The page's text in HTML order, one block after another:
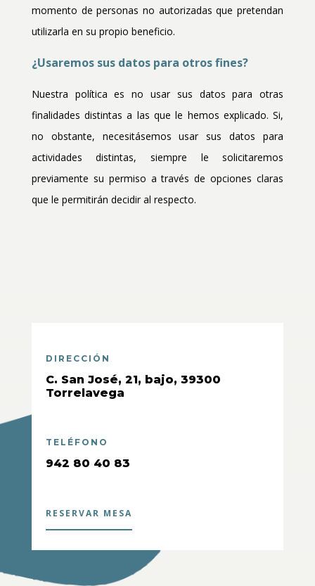
momento de personas no autorizadas que pretendan
utilizarla en su propio beneficio.
¿Usaremos sus datos para otros fines?
Nuestra política es no usar sus datos para otras
finalidades distintas a las que le hemos explicado. Si,
no obstante, necesitásemos usar sus datos para
actividades distintas, siempre le solicitaremos
previamente su permiso a través de opciones claras
que le permitirán decidir al respecto.
DIRECCIÓN
C. San José, 21, bajo, 39300
Torrelavega
TELÉFONO
942 80 40 83
RESERVAR MESA